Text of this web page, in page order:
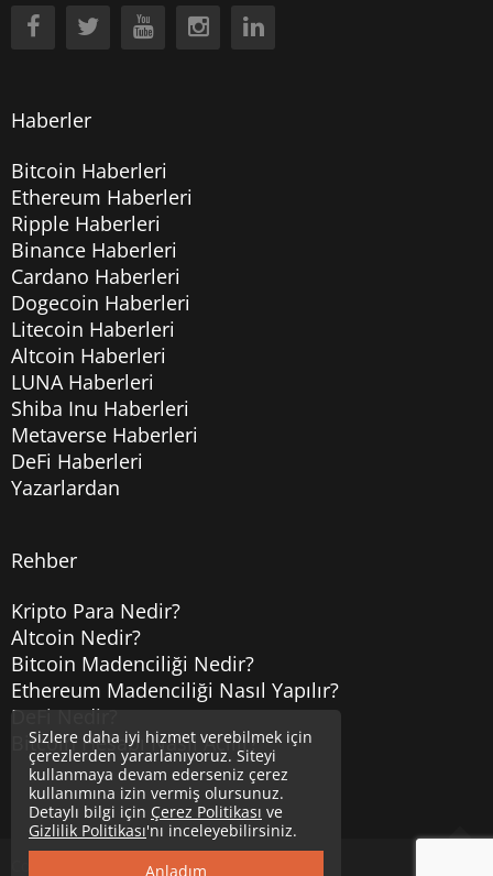
Haberler
Bitcoin Haberleri
Ethereum Haberleri
Ripple Haberleri
Binance Haberleri
Cardano Haberleri
Dogecoin Haberleri
Litecoin Haberleri
Altcoin Haberleri
LUNA Haberleri
Shiba Inu Haberleri
Metaverse Haberleri
DeFi Haberleri
Yazarlardan
Rehber
Kripto Para Nedir?
Altcoin Nedir?
Bitcoin Madenciliği Nedir?
Ethereum Madenciliği Nasıl Yapılır?
DeFi Nedir?
Bitcoin Hesabı Nasıl Açılır?
Uzmancoin
Sizlere daha iyi hizmet verebilmek için
çerezlerden yararlanıyoruz. Siteyi
kullanmaya devam ederseniz çerez
kullanımına izin vermiş olursunuz.
Detaylı bilgi için Çerez Politikası ve
Gizlilik Politikası'nı inceleyebilirsiniz.
Anladım